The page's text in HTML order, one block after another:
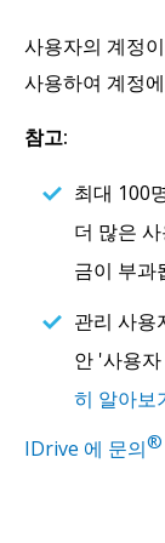
사용자의 계정
사용하여 계정
참고:
최대 100
더 많은
금이 부과
관리 사용
안 '사용
히 알아보
IDrive 에 문의®